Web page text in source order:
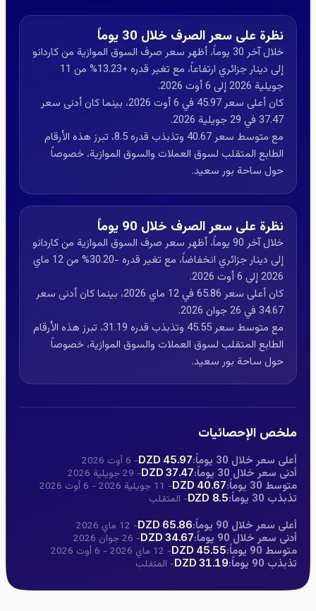
نظرة على سعر الصرف خلال 30 يوماً
خلال آخر 30 يوماً، أظهر سعر صرف السوق الموازية من كاردانو
إلى دينار جزائري ارتفاعاً، مع تغير قدره +13.23% من 11
جويلية 2026 إلى 6 أوت 2026.
كان أعلى سعر 45.97 في 6 أوت 2026، بينما كان أدنى سعر
37.47 في 29 جويلية 2026.
مع متوسط سعر 40.67 وتذبذب قدره 8.5، تبرز هذه الأرقام
الطابع المتقلب لسوق العملات والسوق الموازية، خصوصاً
حول ساحة بور سعيد.
نظرة على سعر الصرف خلال 90 يوماً
خلال آخر 90 يوماً، أظهر سعر صرف السوق الموازية من كاردانو
إلى دينار جزائري انخفاضاً، مع تغير قدره -30.20% من 12 ماي
2026 إلى 6 أوت 2026.
كان أعلى سعر 65.86 في 12 ماي 2026، بينما كان أدنى سعر
34.67 في 26 جوان 2026.
مع متوسط سعر 45.55 وتذبذب قدره 31.19، تبرز هذه الأرقام
الطابع المتقلب لسوق العملات والسوق الموازية، خصوصاً
حول ساحة بور سعيد.
ملخص الإحصائيات
أعلى سعر خلال 30 يوماً: 45.97 DZD - 6 أوت 2026
أدنى سعر خلال 30 يوماً: 37.47 DZD - 29 جويلية 2026
متوسط 30 يوماً: 40.67 DZD - 11 جويلية 2026 - 6 أوت 2026
تذبذب 30 يوماً: 8.5 DZD - المتقلب
أعلى سعر خلال 90 يوماً: 65.86 DZD - 12 ماي 2026
أدنى سعر خلال 90 يوماً: 34.67 DZD - 26 جوان 2026
متوسط 90 يوماً: 45.55 DZD - 12 ماي 2026 - 6 أوت 2026
تذبذب 90 يوماً: 31.19 DZD - المتقلب